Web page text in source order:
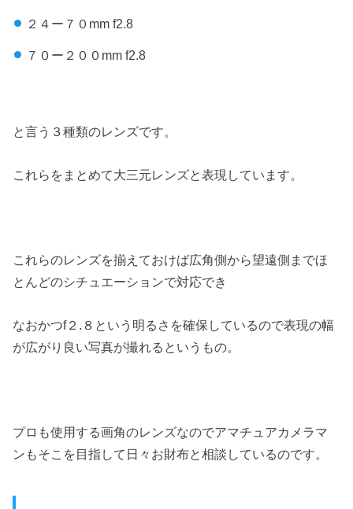
２４ー７０mm f2.8
７０ー２００mm f2.8
と言う３種類のレンズです。
これらをまとめて大三元レンズと表現しています。
これらのレンズを揃えておけば広角側から望遠側までほ
とんどのシチュエーションで対応でき
なおかつf２.８という明るさを確保しているので表現の幅
が広がり良い写真が撮れるというもの。
プロも使用する画角のレンズなのでアマチュアカメラマ
ンもそこを目指して日々お財布と相談しているのです。